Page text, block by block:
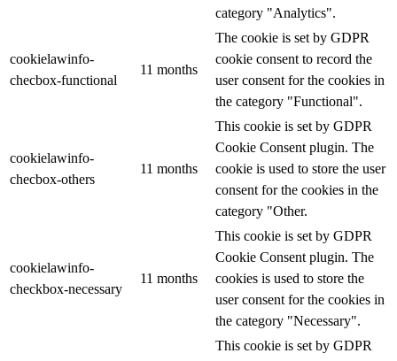
category "Analytics".
cookielawinfo-
checbox-functional
11 months
The cookie is set by GDPR
cookie consent to record the
user consent for the cookies in
the category "Functional".
cookielawinfo-
checbox-others
11 months
This cookie is set by GDPR
Cookie Consent plugin. The
cookie is used to store the user
consent for the cookies in the
category "Other.
cookielawinfo-
checkbox-necessary
11 months
This cookie is set by GDPR
Cookie Consent plugin. The
cookies is used to store the
user consent for the cookies in
the category "Necessary".
This cookie is set by GDPR